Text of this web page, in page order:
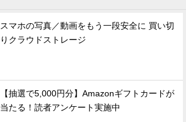
スマホの写真／動画をもう一段安全に 買い切
りクラウドストレージ
【抽選で5,000円分】Amazonギフトカードが
当たる！読者アンケート実施中